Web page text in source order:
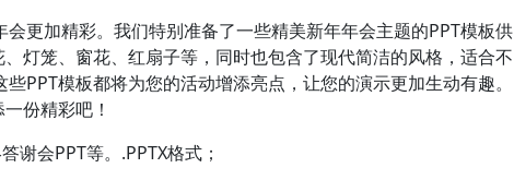
更加精彩。我们特别准备了一些精美新年年会主题的PPT模板供
灯笼、窗花、红扇子等，同时也包含了现代简洁的风格，适合不
PPT模板都将为您的活动增添亮点，让您的演示更加生动有趣。
份精彩吧！
谢会PPT等。.PPTX格式；